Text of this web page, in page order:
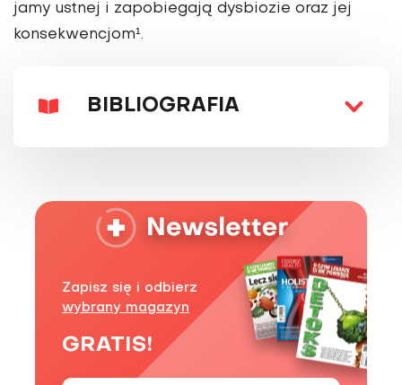
jamy ustnej i zapobiegają dysbiozie oraz jej
konsekwencjom¹.
BIBLIOGRAFIA
Zapisz się i odbierz
wybrany magazyn
GRATIS!